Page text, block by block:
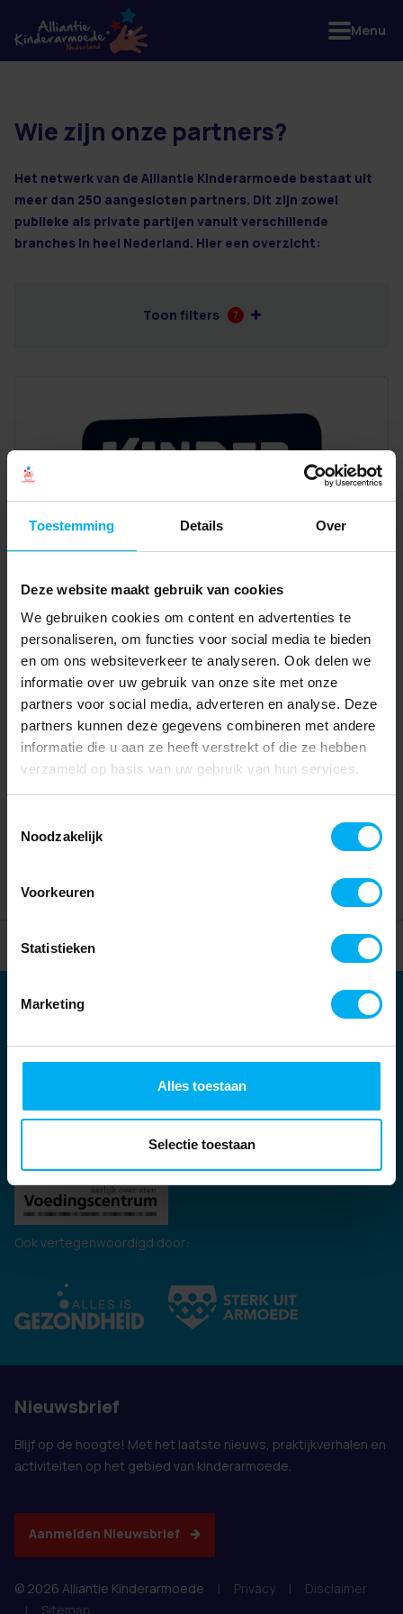
Toestemming Details Over
Deze website maakt gebruik van cookies
We gebruiken cookies om content en advertenties te
personaliseren, om functies voor social media te bieden
en om ons websiteverkeer te analyseren. Ook delen we
informatie over uw gebruik van onze site met onze
partners voor social media, adverteren en analyse. Deze
partners kunnen deze gegevens combineren met andere
informatie die u aan ze heeft verstrekt of die ze hebben
verzameld op basis van uw gebruik van hun services.
Noodzakelijk
Voorkeuren
Statistieken
Marketing
Alles toestaan
Selectie toestaan
2 resultaten
Wie zijn onze partners?
Het netwerk van de Alliantie Kinderarmoede bestaat uit
meer dan 250 aangesloten partners. Dit zijn zowel
publieke als private partijen vanuit verschillende
branches in heel Nederland. Hier een overzicht:
Toon filters 7
Home Partners
Partners
Kernpartners:
Ook vertegenwoordigd door:
Nieuwsbrief
Blijf op de hoogte! Met het laatste nieuws, praktijkverhalen en
activiteiten op het gebied van kinderarmoede.
Aanmelden Nieuwsbrief
© 2026 Alliantie Kinderarmoede | Privacy |
Disclaimer
|
Sitemap
Menu